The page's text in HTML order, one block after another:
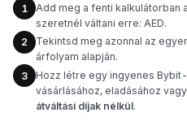
1
Add meg a fenti kalkulátorban
szeretnél váltani erre: AED.
2
Tekintsd meg azonnal az
árfolyam alapján.
3
Hozz létre egy ingyenes
vásárlásához, eladásához
átváltási díjak nélkül.